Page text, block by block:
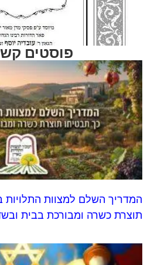
פוסטים
המדריך השלם למצוות התלויות
תוצרת כשרה ומבורכת בבית